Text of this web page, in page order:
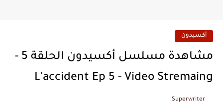
أكسيدون
مشاهدة مسلسل أكسيدون الحلقة 5 -
L'accident Ep 5 - Video Stremaing
Superwriter